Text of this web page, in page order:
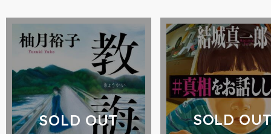
SOLD OUT SOLD